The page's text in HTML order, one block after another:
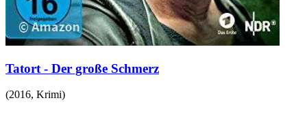
Tatort - Der große Schmerz
(2016, Krimi)